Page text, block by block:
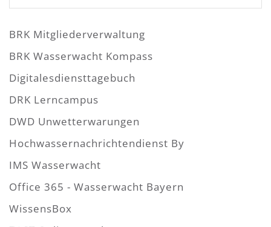
BRK Mitgliederverwaltung
BRK Wasserwacht Kompass
Digitalesdiensttagebuch
DRK Lerncampus
DWD Unwetterwarungen
Hochwassernachrichtendienst By
IMS Wasserwacht
Office 365 - Wasserwacht Bayern
WissensBox